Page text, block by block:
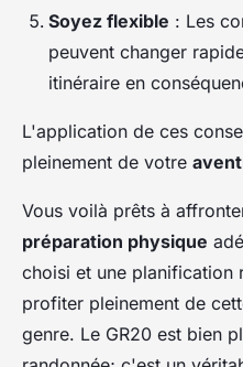
Soyez flexible : Les
peuvent changer
itinéraire en
L'application de ces
pleinement de votre
Vous voilà prêts à
préparation physique
choisi et une planification
profiter pleinement de
genre. Le GR20 est bien